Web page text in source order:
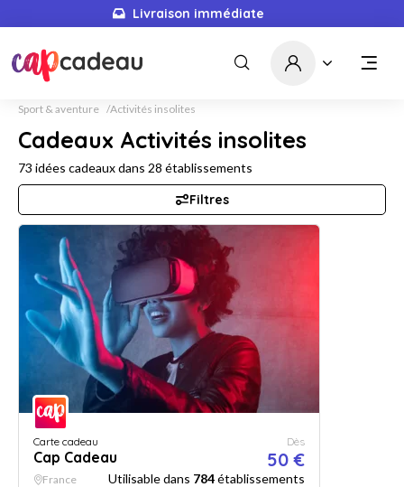
Livraison immédiate
Sport & aventure Activités insolites
Cadeaux Activités insolites
73 idées cadeaux dans 28 établissements
Filtres
Carte cadeau
Cap Cadeau
Dès
50 €
France Utilisable dans 784établissements